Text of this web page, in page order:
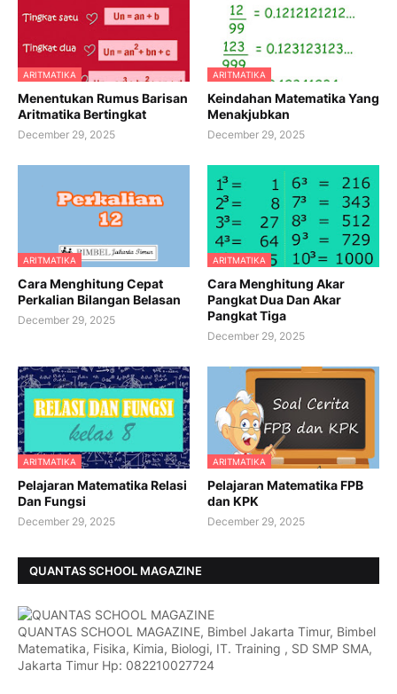
ARITMATIKA
Menentukan Rumus Barisan
Aritmatika Bertingkat
December 29, 2025
ARITMATIKA
Keindahan Matematika Yang
Menakjubkan
December 29, 2025
ARITMATIKA
Cara Menghitung Cepat
Perkalian Bilangan Belasan
December 29, 2025
ARITMATIKA
Cara Menghitung Akar
Pangkat Dua Dan Akar
Pangkat Tiga
December 29, 2025
ARITMATIKA
Pelajaran Matematika Relasi
Dan Fungsi
December 29, 2025
ARITMATIKA
Pelajaran Matematika FPB
dan KPK
December 29, 2025
QUANTAS SCHOOL MAGAZINE
QUANTAS SCHOOL MAGAZINE, Bimbel Jakarta Timur, Bimbel
Matematika, Fisika, Kimia, Biologi, IT. Training , SD SMP SMA,
Jakarta Timur Hp: 082210027724